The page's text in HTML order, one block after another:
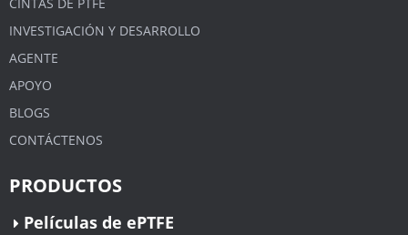
INVESTIGACIÓN Y DESARROLLO
AGENTE
APOYO
BLOGS
CONTÁCTENOS
PRODUCTOS
Películas de ePTFE